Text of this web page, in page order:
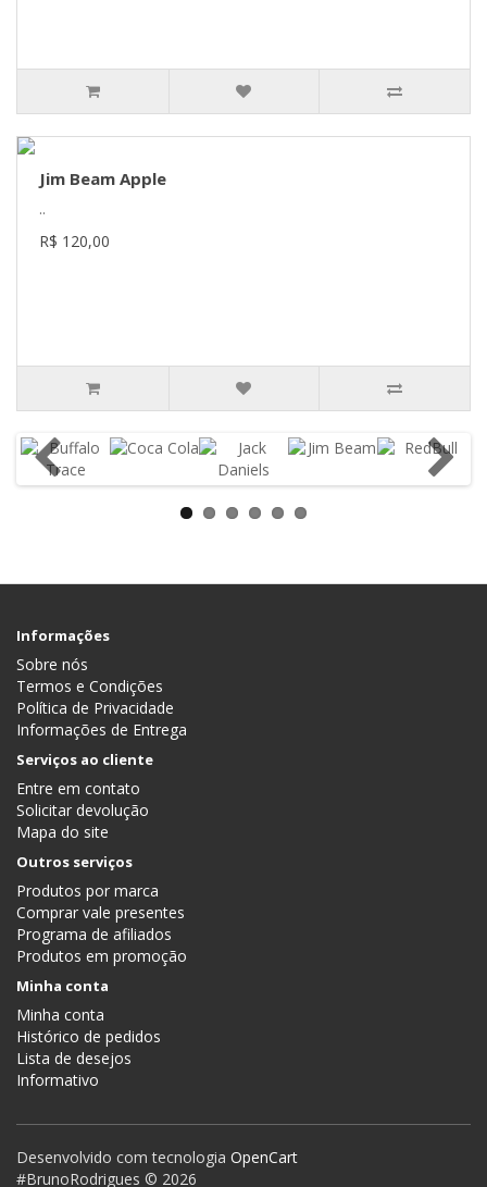
Jim Beam Apple
..
R$ 120,00
Informações
Sobre nós
Termos e Condições
Política de Privacidade
Informações de Entrega
Serviços ao cliente
Entre em contato
Solicitar devolução
Mapa do site
Outros serviços
Produtos por marca
Comprar vale presentes
Programa de afiliados
Produtos em promoção
Minha conta
Minha conta
Histórico de pedidos
Lista de desejos
Informativo
Desenvolvido com tecnologia OpenCart
#BrunoRodrigues © 2026